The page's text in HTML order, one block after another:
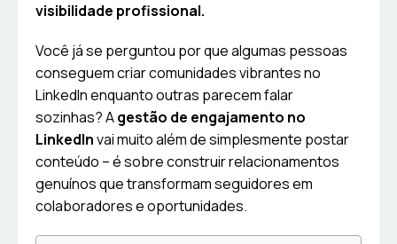
visibilidade profissional.
Você já se perguntou por que algumas pessoas
conseguem criar comunidades vibrantes no
LinkedIn enquanto outras parecem falar
sozinhas? Agestão de engajamento no
LinkedInvai muito além de simplesmente postar
conteúdo – é sobre construir relacionamentos
genuínos que transformam seguidores em
colaboradores e oportunidades.